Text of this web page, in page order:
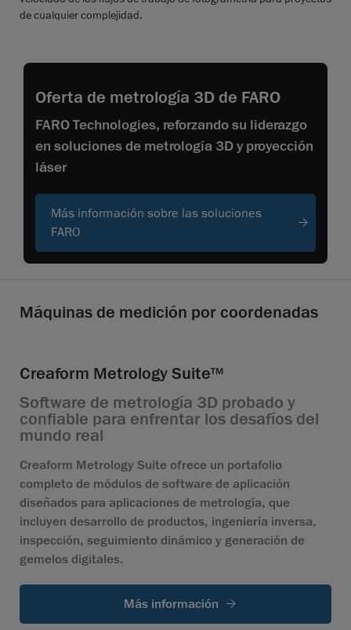
de cualquier complejidad.
Oferta de metrología 3D de FARO
FARO Technologies, reforzando su liderazgo
en soluciones de metrología 3D y proyección
láser
Más información sobre las soluciones
FARO
Máquinas de medición por coordenadas
Creaform Metrology SuiteTM
Software de metrología 3D probado y
confiable para enfrentar los desafíos del
mundo real
Creaform Metrology Suite ofrece un portafolio
completo de módulos de software de aplicación
diseñados para aplicaciones de metrología, que
incluyen desarrollo de productos, ingeniería inversa,
inspección, seguimiento dinámico y generación de
gemelos digitales.
Más información